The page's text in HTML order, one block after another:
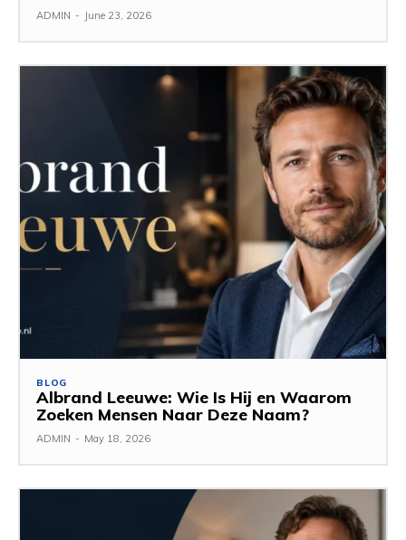
ADMIN - June 23, 2026
BLOG
Albrand Leeuwe: Wie Is Hij en Waarom
Zoeken Mensen Naar Deze Naam?
ADMIN - May 18, 2026